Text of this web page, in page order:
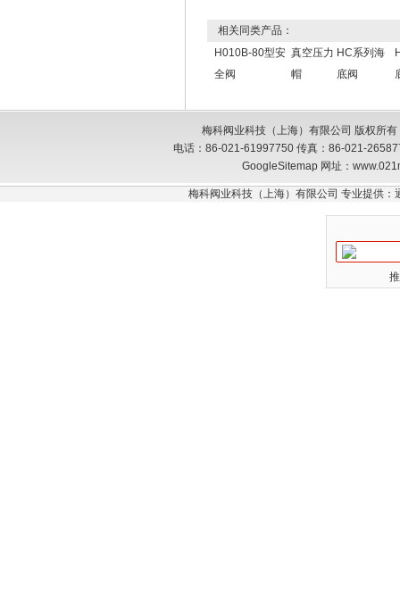
相关同类产品：
H010B-80型安
全阀
真空压力
帽
HC系列海
底阀
梅科阀业科技（上海）有限公司 版权所
电话：86-021-61997750 传真：86-021-
GoogleSitemap网址：
梅科阀业科技（上海）有限公司 专业提供